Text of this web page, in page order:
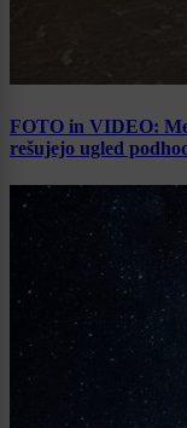
FOTO in VIDEO:
rešujejo ugled